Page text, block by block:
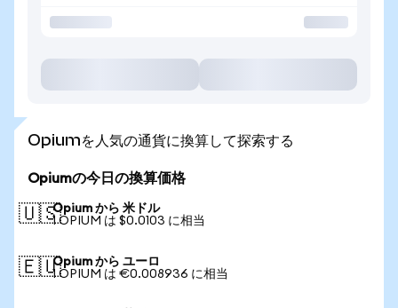
Opiumを人気の通貨に換算して探索する
Opiumの今日の換算価格
🇺🇸Opium から 米ドル
1 OPIUM は $0.0103 に相当
🇪🇺Opium から ユーロ
1 OPIUM は €0.008936 に相当